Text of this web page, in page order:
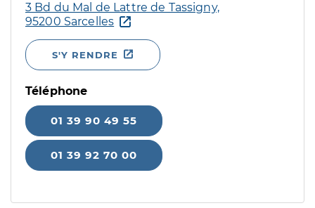
3 Bd du Mal de Lattre de Tassigny,
95200 Sarcelles
S'Y RENDRE
Téléphone
01 39 90 49 55
01 39 92 70 00